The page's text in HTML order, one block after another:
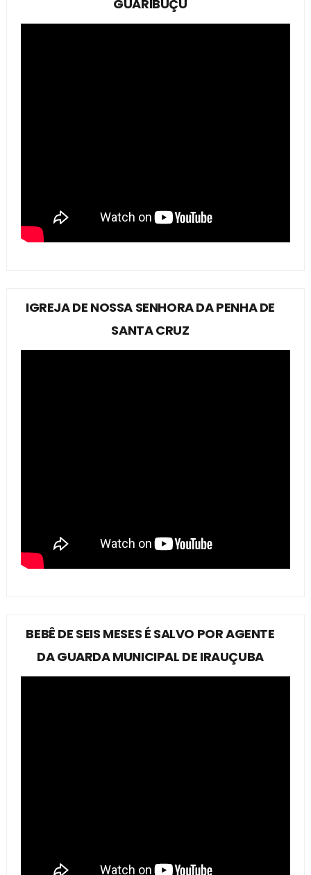
GUARIBUÇU
IGREJA DE NOSSA SENHORA DA PENHA DE
SANTA CRUZ
BEBÊ DE SEIS MESES É SALVO POR AGENTE
DA GUARDA MUNICIPAL DE IRAUÇUBA